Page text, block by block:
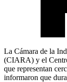
La Cámara de la
(CIARA) y el
que representan
informaron que